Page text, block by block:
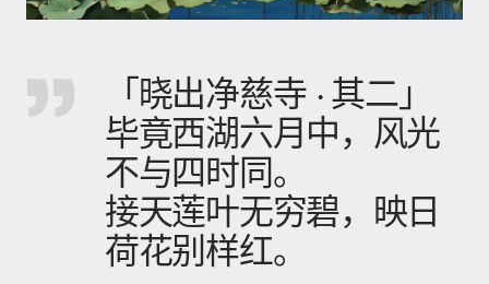
「晓出净慈寺 · 其二」
毕竟西湖六月中，风光
不与四时同。
接天莲叶无穷碧，映日
荷花别样红。